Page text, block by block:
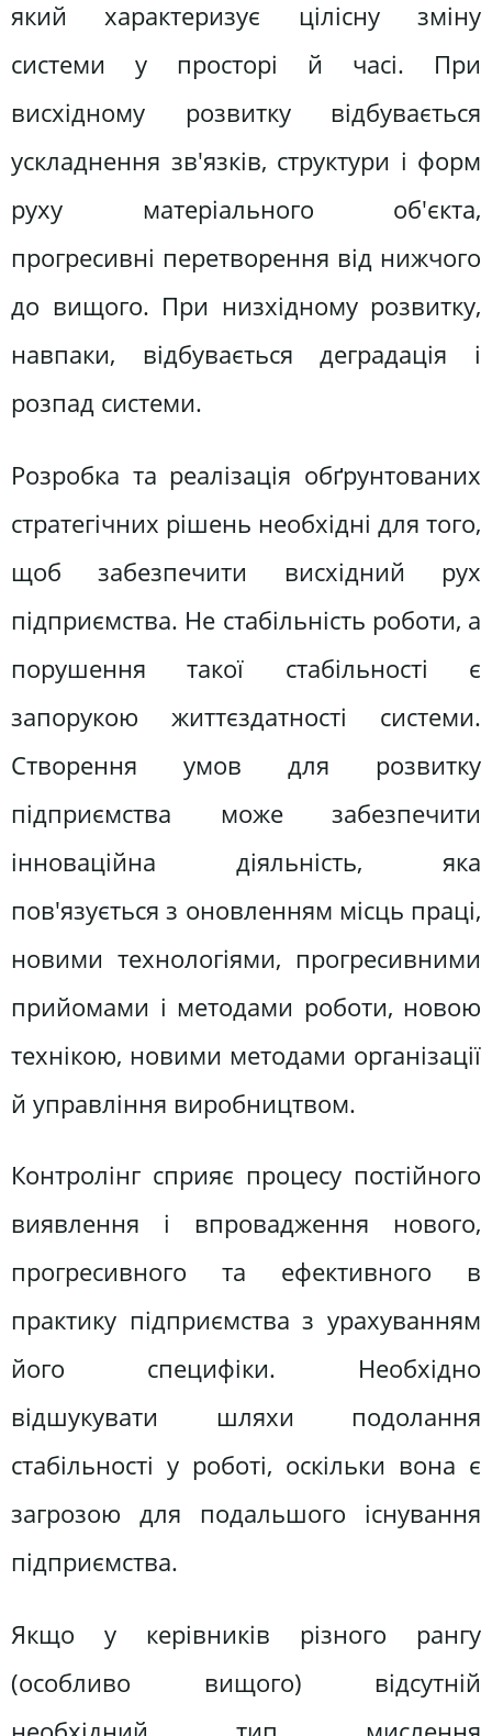
який характеризує цілісну зміну
системи у просторі й часі. При
висхідному розвитку відбувається
ускладнення зв'язків, структури і форм
руху матеріального об'єкта,
прогресивні перетворення від нижчого
до вищого. При низхідному розвитку,
навпаки, відбувається деградація і
розпад системи.
Розробка та реалізація обґрунтованих
стратегічних рішень необхідні для того,
щоб забезпечити висхідний рух
підприємства. Не стабільність роботи, а
порушення такої стабільності є
запорукою життєздатності системи.
Створення умов для розвитку
підприємства може забезпечити
інноваційна діяльність, яка
пов'язується з оновленням місць праці,
новими технологіями, прогресивними
прийомами і методами роботи, новою
технікою, новими методами організації
й управління виробництвом.
Контролінг сприяє процесу постійного
виявлення і впровадження нового,
прогресивного та ефективного в
практику підприємства з урахуванням
його специфіки. Необхідно
відшукувати шляхи подолання
стабільності у роботі, оскільки вона є
загрозою для подальшого існування
підприємства.
Якщо у керівників різного рангу
(особливо вищого) відсутній